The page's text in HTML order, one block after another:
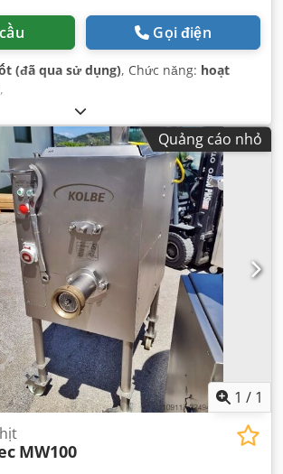
Gọi điện
(đã qua sử dụng), Chức năng: hoạt
,
Quảng cáo nhỏ
1 / 1
MW100